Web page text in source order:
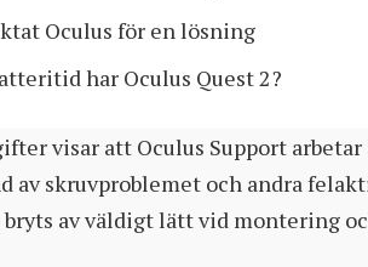
Oculus för en lösning
har Oculus Quest 2?
visar att Oculus Support
av skruvproblemet och andra
av väldigt lätt vid montering